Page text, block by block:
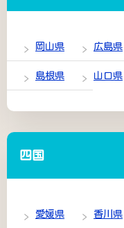
岡山県 広島県
島根県 山口県
四国
愛媛県 香川県